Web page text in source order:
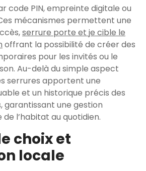
code PIN, empreinte digitale ou
mécanismes permettent une
serrure porte​ et je cible le
offrant la possibilité de créer des
pour les invités ou le
Au-delà du simple aspect
serrures apportent une
et un historique précis des
garantissant une gestion
l’habitat au quotidien.
choix et
locale